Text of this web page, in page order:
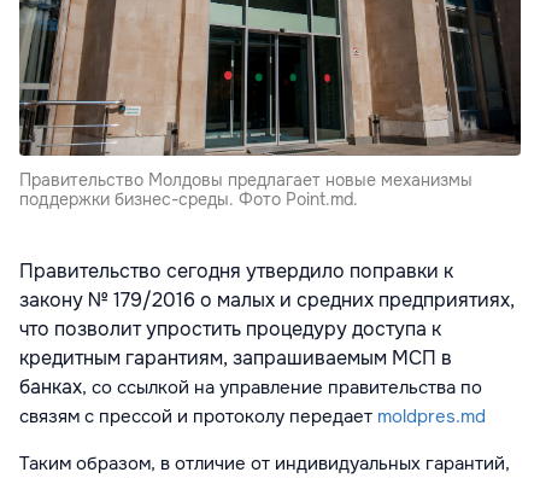
Правительство Молдовы предлагает новые механизмы
поддержки бизнес-среды. Фото Point.md.
Правительство сегодня утвердило поправки к
закону № 179/2016 о малых и средних предприятиях,
что позволит упростить процедуру доступа к
кредитным гарантиям, запрашиваемым МСП в
банках, со ссылкой на управление правительства по
связям с прессой и протоколу передает moldpres.md
Таким образом, в отличие от индивидуальных гарантий,